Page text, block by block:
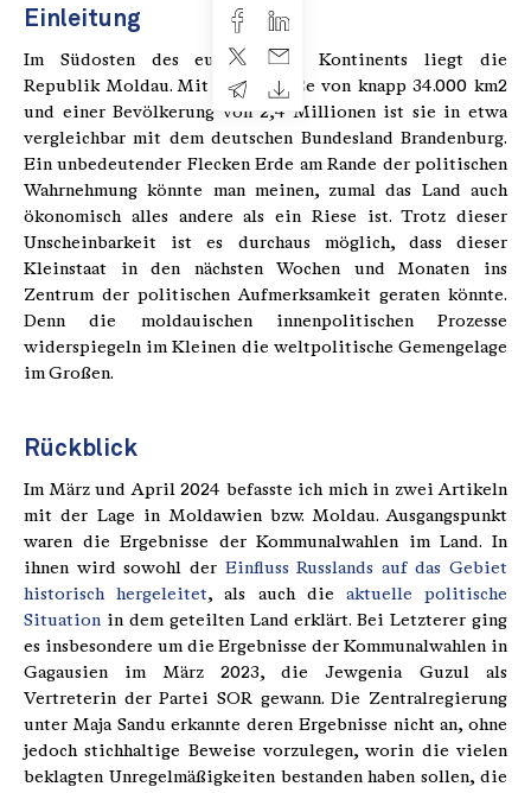
Einleitung
Im Südosten des europäischen Kontinents liegt die
Republik Moldau. Mit ihrer Größe von knapp 34.000 km2
und einer Bevölkerung von 2,4 Millionen ist sie in etwa
vergleichbar mit dem deutschen Bundesland Brandenburg.
Ein unbedeutender Flecken Erde am Rande der politischen
Wahrnehmung könnte man meinen, zumal das Land auch
ökonomisch alles andere als ein Riese ist. Trotz dieser
Unscheinbarkeit ist es durchaus möglich, dass dieser
Kleinstaat in den nächsten Wochen und Monaten ins
Zentrum der politischen Aufmerksamkeit geraten könnte.
Denn die moldauischen innenpolitischen Prozesse
widerspiegeln im Kleinen die weltpolitische Gemengelage
im Großen.
Rückblick
Im März und April 2024 befasste ich mich in zwei Artikeln
mit der Lage in Moldawien bzw. Moldau. Ausgangspunkt
waren die Ergebnisse der Kommunalwahlen im Land. In
ihnen wird sowohl der Einfluss Russlands auf das Gebiet
historisch hergeleitet, als auch die aktuelle politische
Situation in dem geteilten Land erklärt. Bei Letzterer ging
es insbesondere um die Ergebnisse der Kommunalwahlen in
Gagausien im März 2023, die Jewgenia Guzul als
Vertreterin der Partei SOR gewann. Die Zentralregierung
unter Maja Sandu erkannte deren Ergebnisse nicht an, ohne
jedoch stichhaltige Beweise vorzulegen, worin die vielen
beklagten Unregelmäßigkeiten bestanden haben sollen, die